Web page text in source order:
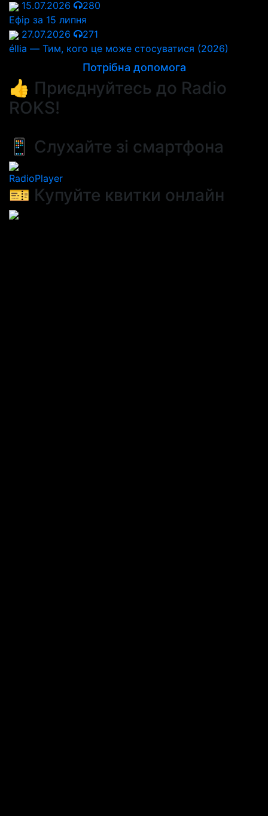
15.07.2026
280
Ефір за 15 липня
27.07.2026
271
éllia — Тим, кого це може стосуватися (2026)
Потрібна допомога
👍 Приєднуйтесь до Radio
ROKS!
📱 Слухайте зі смартфона
RadioPlayer
🎫 Купуйте квитки онлайн